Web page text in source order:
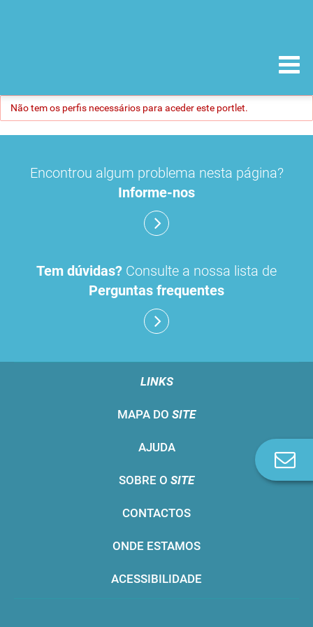
Não tem os perfis necessários para aceder este portlet.
Encontrou algum problema nesta página?
Informe-nos
Tem dúvidas? Consulte a nossa lista de
Perguntas frequentes
LINKS
MAPA DO SITE
AJUDA
SOBRE O SITE
CONTACTOS
ONDE ESTAMOS
ACESSIBILIDADE